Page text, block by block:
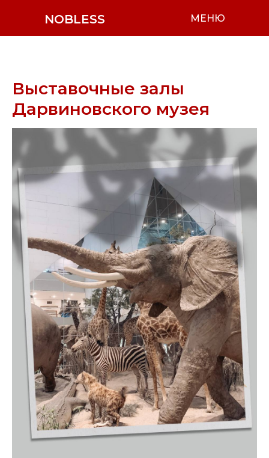
NOBLESS МЕНЮ
Выставочные залы
Дарвиновского музея